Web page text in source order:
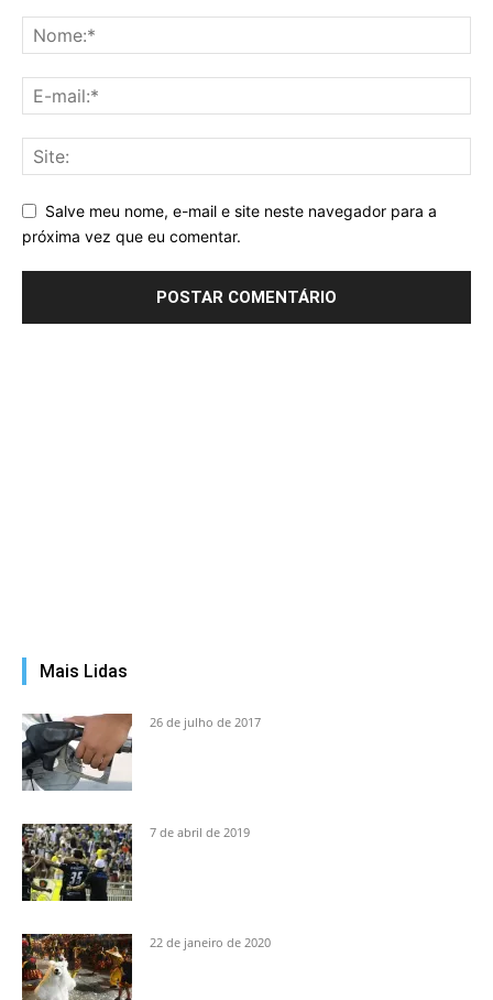
Salve meu nome, e-mail e site neste navegador para a
próxima vez que eu comentar.
Mais Lidas
26 de julho de 2017
7 de abril de 2019
22 de janeiro de 2020